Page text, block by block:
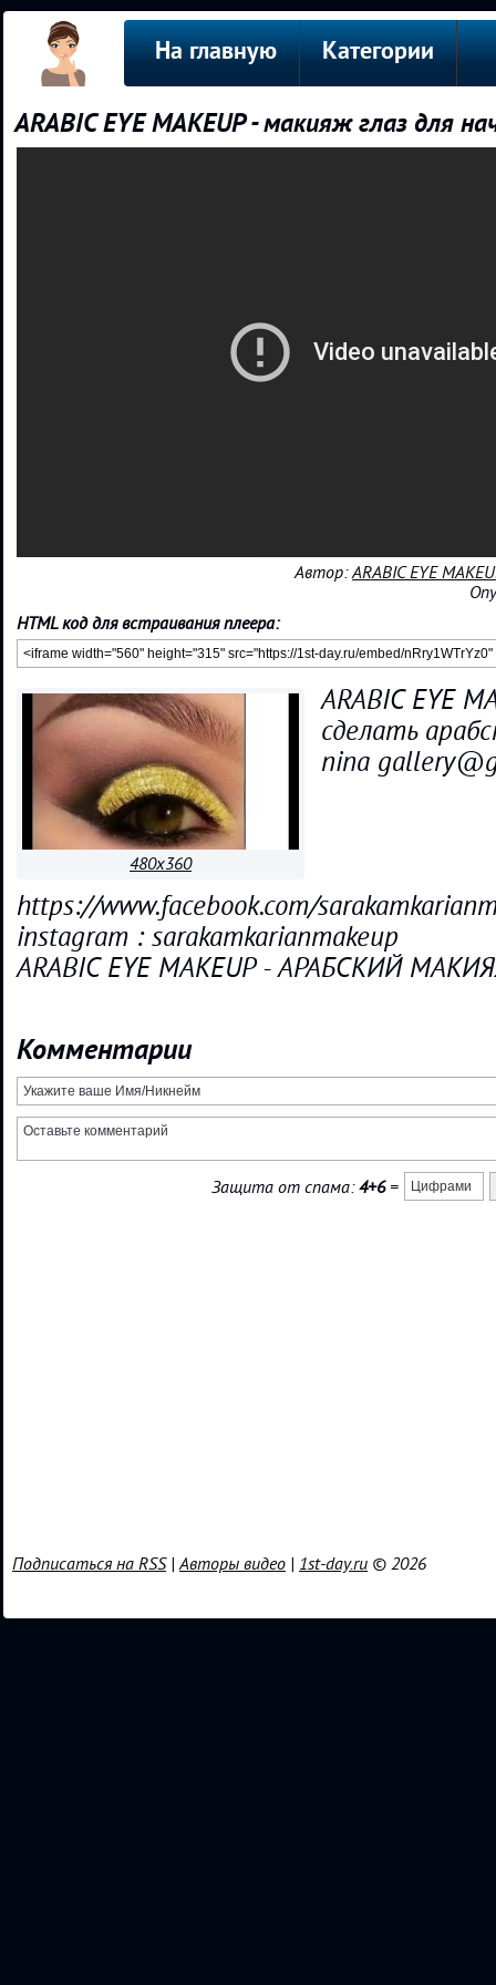
На главную Категории
ARABIC EYE MAKEUP - макияж глаз для
Автор:ARABIC EYE
HTML код для встраивания плеера:
480x360
ARABIC EYE
сделать
nina
https://www.facebook.com/
instagram : sarakamkarianmakeup
ARABIC EYE MAKEUP - АРАБСКИЙ
Комментарии
Защита от спама:4+6=
Подписаться на RSS|Авторы видео | 1st-day.ru © 2026